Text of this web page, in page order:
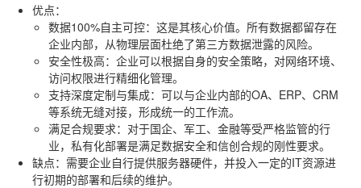
优点：
数据100%自主可控：这是其核心价值。所有数据都留存在
企业内部，从物理层面杜绝了第三方数据泄露的风险。
安全性极高：企业可以根据自身的安全策略，对网络环境、
访问权限进行精细化管理。
支持深度定制与集成：可以与企业内部的OA、ERP、CRM
等系统无缝对接，形成统一的工作流。
满足合规要求：对于国企、军工、金融等受严格监管的行
业，私有化部署是满足数据安全和信创合规的刚性要求。
缺点：需要企业自行提供服务器硬件，并投入一定的IT资源进
行初期的部署和后续的维护。